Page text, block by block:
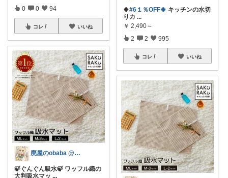
0 0 94
コレ いいね
廃屋のobaba @ 感謝🙏ほぼ朝コレ
🍃ぐんぐん吸水🍃 ワッフル織の
大判吸水マッ ...
🍀#6１％OFF🍀 キッチンの水切
りカ ...
￥ 2,490～
2 2 995
コレ いいね